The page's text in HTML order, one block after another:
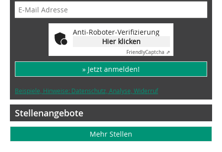
Anti-Roboter-Verifizierung
Hier klicken
FriendlyCaptcha ⇗
» Jetzt anmelden!
Beispiele, Hinweise: Datenschutz, Analyse, Widerruf
Stellenangebote
Mehr Stellen